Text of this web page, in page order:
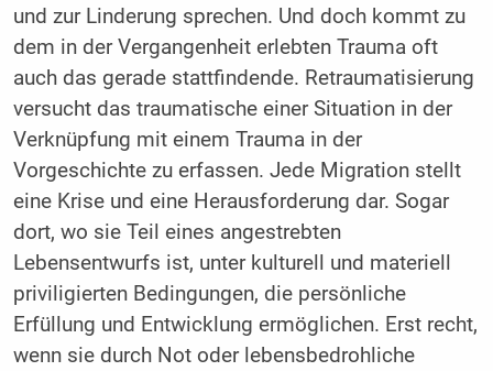
und zur Linderung sprechen. Und doch kommt zu
dem in der Vergangenheit erlebten Trauma oft
auch das gerade stattfindende. Retraumatisierung
versucht das traumatische einer Situation in der
Verknüpfung mit einem Trauma in der
Vorgeschichte zu erfassen. Jede Migration stellt
eine Krise und eine Herausforderung dar. Sogar
dort, wo sie Teil eines angestrebten
Lebensentwurfs ist, unter kulturell und materiell
priviligierten Bedingungen, die persönliche
Erfüllung und Entwicklung ermöglichen. Erst recht,
wenn sie durch Not oder lebensbedrohliche